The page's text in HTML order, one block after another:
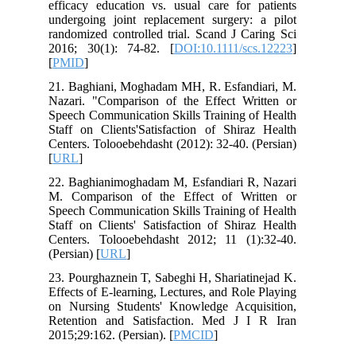
efficacy education vs. usual care for patients
undergoing joint replacement surgery: a pilot
randomized controlled trial. Scand J Caring Sci
2016; 30(1): 74-82. [DOI:10.1111/scs.12223
[PMID
21. Baghiani, Moghadam MH, R. Esfandiari, M.
Nazari. "Comparison of the Effect Written or
Speech Communication Skills Training of Health
Staff on Clients'Satisfaction of Shiraz Health
Centers. Tolooebehdasht (2012): 32-40. (Persian)
[URL
22. Baghianimoghadam M, Esfandiari R, Nazari
M. Comparison of the Effect of Written or
Speech Communication Skills Training of Health
Staff on Clients' Satisfaction of Shiraz Health
Centers. Tolooebehdasht 2012; 11 (1):32-40.
(Persian) [URL
23. Pourghaznein T, Sabeghi H, Shariatinejad K.
Effects of E-learning, Lectures, and Role Playing
on Nursing Students' Knowledge Acquisition,
Retention and Satisfaction. Med J I R Iran
2015;29:162. (Persian). [PMCID